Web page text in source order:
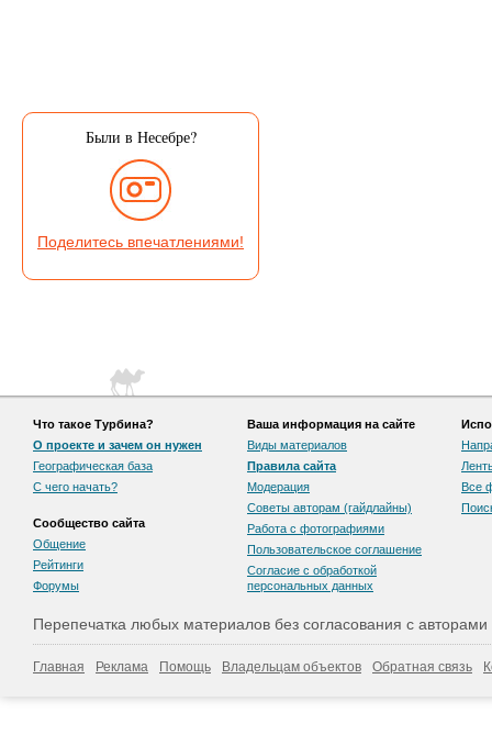
Были в Несебре?
Поделитесь впечатлениями!
Что такое Турбина?
О проекте и зачем он нужен
Географическая база
С чего начать?
Сообщество сайта
Общение
Рейтинги
Форумы
Ваша информация на сайте
Виды материалов
Правила сайта
Модерация
Советы авторам (гайдлайны)
Работа с фотографиями
Пользовательскоe соглашение
Согласие с обработкой
персональных данных
Все
Перепечатка любых материалов без согласования с
Главная Реклама Помощь Владельцам объектов Обратная связь